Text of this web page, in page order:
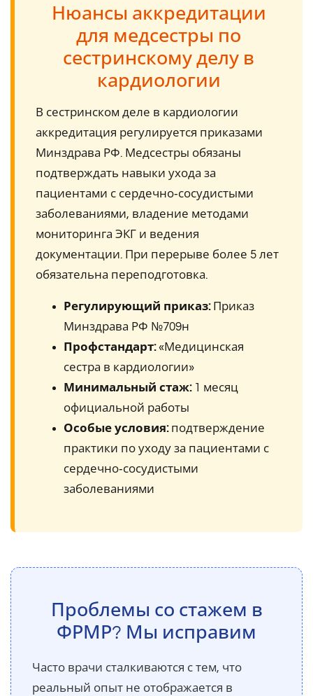
Нюансы аккредитации
для медсестры по
сестринскому делу в
кардиологии
В сестринском деле в кардиологии
аккредитация регулируется приказами
Минздрава РФ. Медсестры обязаны
подтверждать навыки ухода за
пациентами с сердечно‑сосудистыми
заболеваниями, владение методами
мониторинга ЭКГ и ведения
документации. При перерыве более 5 лет
обязательна переподготовка.
Регулирующий приказ:Приказ
Минздрава РФ №709н
Профстандарт:«Медицинская
сестра в кардиологии»
Минимальный стаж:1 месяц
официальной работы
Особые условия:подтверждение
практики по уходу за пациентами с
сердечно‑сосудистыми
заболеваниями
Проблемы со стажем в
ФРМР? Мы исправим
Часто врачи сталкиваются с тем, что
реальный опыт не отображается в